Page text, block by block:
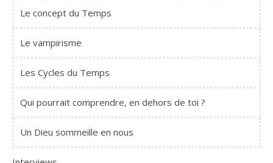
Le concept du Temps
Le vampirisme
Les Cycles du Temps
Qui pourrait comprendre, en dehors de toi ?
Un Dieu sommeille en nous